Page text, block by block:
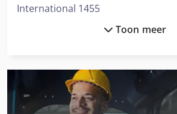
International 1455
International 353
International 3688
Toon meer